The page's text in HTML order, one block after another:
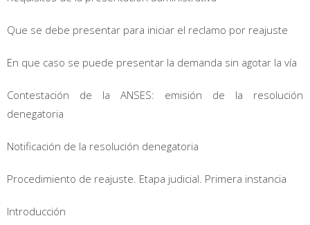
Que se debe presentar para iniciar el reclamo por reajuste
En que caso se puede presentar la demanda sin agotar la vía
Contestación de la ANSES: emisión de la resolución
denegatoria
Notificación de la resolución denegatoria
Procedimiento de reajuste. Etapa judicial. Primera instancia
Introducción